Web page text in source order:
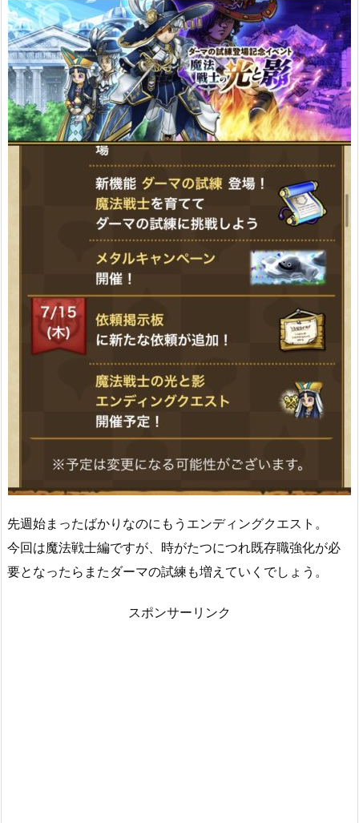
先週始まったばかりなのにもうエンディングクエスト。
今回は魔法戦士編ですが、時がたつにつれ既存職強化が必
要となったらまたダーマの試練も増えていくでしょう。
スポンサーリンク